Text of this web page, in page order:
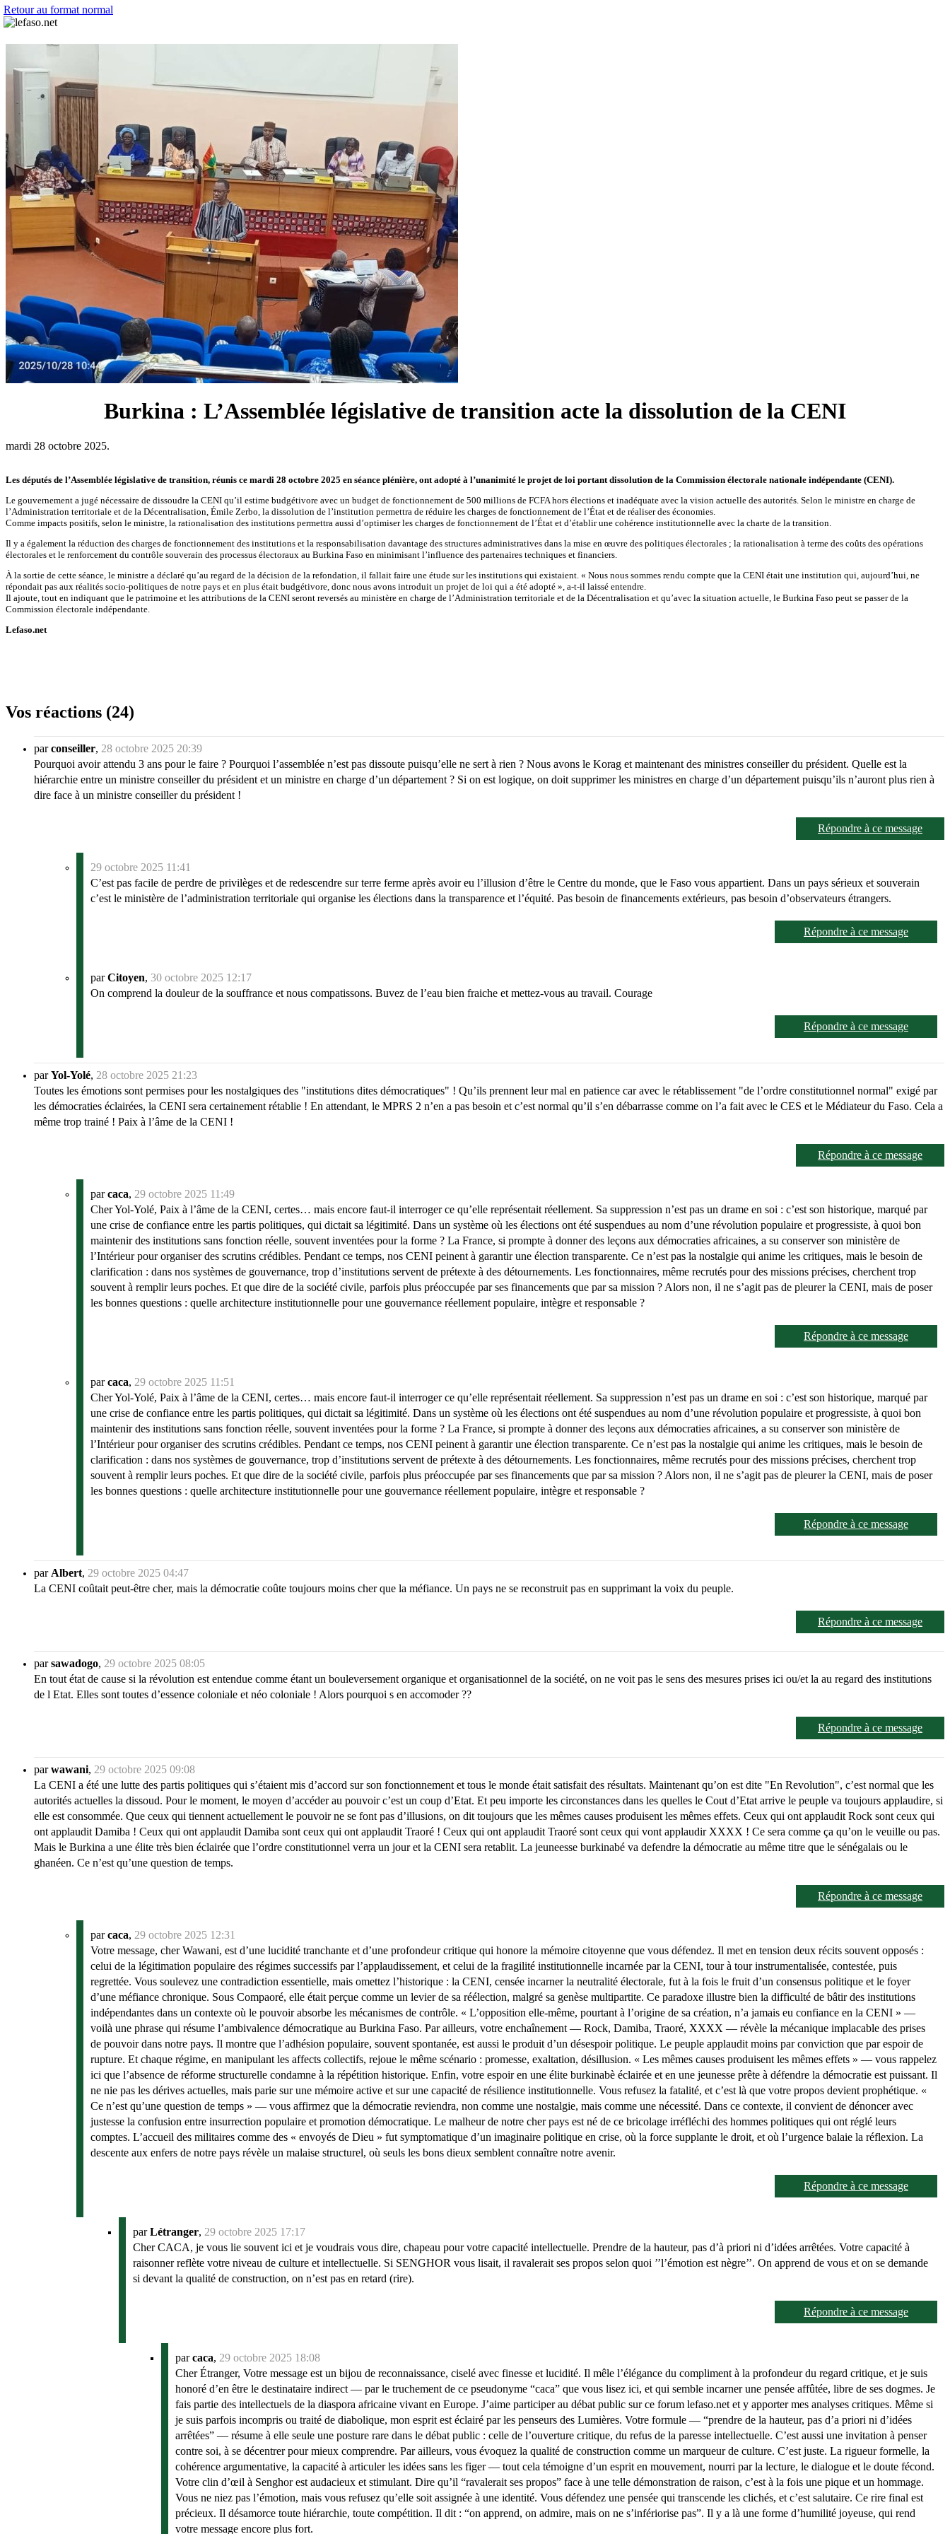
Retour au format normal
Burkina : L’Assemblée législative de transition acte la dissolution de la CENI
mardi 28 octobre 2025.
Les députés de l’Assemblée législative de transition, réunis ce mardi 28 octobre 2025 en séance plénière, ont adopté à l’unanimité le projet de loi portant dissolution de la Commission électorale nationale indépendante (CENI).
Le gouvernement a jugé nécessaire de dissoudre la CENI qu’il estime budgétivore avec un budget de fonctionnement de 500 millions de FCFA hors élections et inadéquate avec la vision actuelle des autorités. Selon le ministre en charge de
l’Administration territoriale et de la Décentralisation, Émile Zerbo, la dissolution de l’institution permettra de réduire les charges de fonctionnement de l’État et de réaliser des économies.
Comme impacts positifs, selon le ministre, la rationalisation des institutions permettra aussi d’optimiser les charges de fonctionnement de l’État et d’établir une cohérence institutionnelle avec la charte de la transition.
Il y a également la réduction des charges de fonctionnement des institutions et la responsabilisation davantage des structures administratives dans la mise en œuvre des politiques électorales ; la rationalisation à terme des coûts des opérations
électorales et le renforcement du contrôle souverain des processus électoraux au Burkina Faso en minimisant l’influence des partenaires techniques et financiers.
À la sortie de cette séance, le ministre a déclaré qu’au regard de la décision de la refondation, il fallait faire une étude sur les institutions qui existaient. « Nous nous sommes rendu compte que la CENI était une institution qui, aujourd’hui, ne
répondait pas aux réalités socio-politiques de notre pays et en plus était budgétivore, donc nous avons introduit un projet de loi qui a été adopté », a-t-il laissé entendre.
Il ajoute, tout en indiquant que le patrimoine et les attributions de la CENI seront reversés au ministère en charge de l’Administration territoriale et de la Décentralisation et qu’avec la situation actuelle, le Burkina Faso peut se passer de la
Commission électorale indépendante.
Lefaso.net
Vos réactions (24)
parconseiller, 28 octobre 2025 20:39
Pourquoi avoir attendu 3 ans pour le faire ? Pourquoi l’assemblée n’est pas dissoute puisqu’elle ne sert à rien ? Nous avons le Korag et maintenant des ministres conseiller du président. Quelle est la
hiérarchie entre un ministre conseiller du président et un ministre en charge d’un département ? Si on est logique, on doit supprimer les ministres en charge d’un département puisqu’ils n’auront plus rien à
dire face à un ministre conseiller du président !
Répondre à ce message
29 octobre 2025 11:41
C’est pas facile de perdre de privilèges et de redescendre sur terre ferme après avoir eu l’illusion d’être le Centre du monde, que le Faso vous appartient. Dans un pays sérieux et souverain
c’est le ministère de l’administration territoriale qui organise les élections dans la transparence et l’équité. Pas besoin de financements extérieurs, pas besoin d’observateurs étrangers.
Répondre à ce message
parCitoyen, 30 octobre 2025 12:17
On comprend la douleur de la souffrance et nous compatissons. Buvez de l’eau bien fraiche et mettez-vous au travail. Courage
Répondre à ce message
parYol-Yolé, 28 octobre 2025 21:23
Toutes les émotions sont permises pour les nostalgiques des "institutions dites démocratiques" ! Qu’ils prennent leur mal en patience car avec le rétablissement "de l’ordre constitutionnel normal" exigé par
les démocraties éclairées, la CENI sera certainement rétablie ! En attendant, le MPRS 2 n’en a pas besoin et c’est normal qu’il s’en débarrasse comme on l’a fait avec le CES et le Médiateur du Faso. Cela a
même trop trainé ! Paix à l’âme de la CENI !
Répondre à ce message
parcaca, 29 octobre 2025 11:49
Cher Yol-Yolé, Paix à l’âme de la CENI, certes… mais encore faut-il interroger ce qu’elle représentait réellement. Sa suppression n’est pas un drame en soi : c’est son historique, marqué par
une crise de confiance entre les partis politiques, qui dictait sa légitimité. Dans un système où les élections ont été suspendues au nom d’une révolution populaire et progressiste, à quoi bon
maintenir des institutions sans fonction réelle, souvent inventées pour la forme ? La France, si prompte à donner des leçons aux démocraties africaines, a su conserver son ministère de
l’Intérieur pour organiser des scrutins crédibles. Pendant ce temps, nos CENI peinent à garantir une élection transparente. Ce n’est pas la nostalgie qui anime les critiques, mais le besoin de
clarification : dans nos systèmes de gouvernance, trop d’institutions servent de prétexte à des détournements. Les fonctionnaires, même recrutés pour des missions précises, cherchent trop
souvent à remplir leurs poches. Et que dire de la société civile, parfois plus préoccupée par ses financements que par sa mission ? Alors non, il ne s’agit pas de pleurer la CENI, mais de poser
les bonnes questions : quelle architecture institutionnelle pour une gouvernance réellement populaire, intègre et responsable ?
Répondre à ce message
parcaca, 29 octobre 2025 11:51
Cher Yol-Yolé, Paix à l’âme de la CENI, certes… mais encore faut-il interroger ce qu’elle représentait réellement. Sa suppression n’est pas un drame en soi : c’est son historique, marqué par
une crise de confiance entre les partis politiques, qui dictait sa légitimité. Dans un système où les élections ont été suspendues au nom d’une révolution populaire et progressiste, à quoi bon
maintenir des institutions sans fonction réelle, souvent inventées pour la forme ? La France, si prompte à donner des leçons aux démocraties africaines, a su conserver son ministère de
l’Intérieur pour organiser des scrutins crédibles. Pendant ce temps, nos CENI peinent à garantir une élection transparente. Ce n’est pas la nostalgie qui anime les critiques, mais le besoin de
clarification : dans nos systèmes de gouvernance, trop d’institutions servent de prétexte à des détournements. Les fonctionnaires, même recrutés pour des missions précises, cherchent trop
souvent à remplir leurs poches. Et que dire de la société civile, parfois plus préoccupée par ses financements que par sa mission ? Alors non, il ne s’agit pas de pleurer la CENI, mais de poser
les bonnes questions : quelle architecture institutionnelle pour une gouvernance réellement populaire, intègre et responsable ?
Répondre à ce message
par Albert, 29 octobre 2025 04:47
La CENI coûtait peut-être cher, mais la démocratie coûte toujours moins cher que la méfiance. Un pays ne se reconstruit pas en supprimant la voix du peuple.
Répondre à ce message
parsawadogo, 29 octobre 2025 08:05
En tout état de cause si la révolution est entendue comme étant un bouleversement organique et organisationnel de la société, on ne voit pas le sens des mesures prises ici ou/et la au regard des institutions
de l Etat. Elles sont toutes d’essence coloniale et néo coloniale ! Alors pourquoi s en accomoder ??
Répondre à ce message
parwawani, 29 octobre 2025 09:08
La CENI a été une lutte des partis politiques qui s’étaient mis d’accord sur son fonctionnement et tous le monde était satisfait des résultats. Maintenant qu’on est dite "En Revolution", c’est normal que les
autorités actuelles la dissoud. Pour le moment, le moyen d’accéder au pouvoir c’est un coup d’Etat. Et peu importe les circonstances dans les quelles le Cout d’Etat arrive le peuple va toujours applaudire, si
elle est consommée. Que ceux qui tiennent actuellement le pouvoir ne se font pas d’illusions, on dit toujours que les mêmes causes produisent les mêmes effets. Ceux qui ont applaudit Rock sont ceux qui
ont applaudit Damiba ! Ceux qui ont applaudit Damiba sont ceux qui ont applaudit Traoré ! Ceux qui ont applaudit Traoré sont ceux qui vont applaudir XXXX ! Ce sera comme ça qu’on le veuille ou pas.
Mais le Burkina a une élite très bien éclairée que l’ordre constitutionnel verra un jour et la CENI sera retablit. La jeuneesse burkinabé va defendre la démocratie au même titre que le sénégalais ou le
ghanéen. Ce n’est qu’une question de temps.
Répondre à ce message
parcaca, 29 octobre 2025 12:31
Votre message, cher Wawani, est d’une lucidité tranchante et d’une profondeur critique qui honore la mémoire citoyenne que vous défendez. Il met en tension deux récits souvent opposés :
celui de la légitimation populaire des régimes successifs par l’applaudissement, et celui de la fragilité institutionnelle incarnée par la CENI, tour à tour instrumentalisée, contestée, puis
regrettée. Vous soulevez une contradiction essentielle, mais omettez l’historique : la CENI, censée incarner la neutralité électorale, fut à la fois le fruit d’un consensus politique et le foyer
d’une méfiance chronique. Sous Compaoré, elle était perçue comme un levier de sa réélection, malgré sa genèse multipartite. Ce paradoxe illustre bien la difficulté de bâtir des institutions
indépendantes dans un contexte où le pouvoir absorbe les mécanismes de contrôle. « L’opposition elle-même, pourtant à l’origine de sa création, n’a jamais eu confiance en la CENI » —
voilà une phrase qui résume l’ambivalence démocratique au Burkina Faso. Par ailleurs, votre enchaînement — Rock, Damiba, Traoré, XXXX — révèle la mécanique implacable des prises
de pouvoir dans notre pays. Il montre que l’adhésion populaire, souvent spontanée, est aussi le produit d’un désespoir politique. Le peuple applaudit moins par conviction que par espoir de
rupture. Et chaque régime, en manipulant les affects collectifs, rejoue le même scénario : promesse, exaltation, désillusion. « Les mêmes causes produisent les mêmes effets » — vous rappelez
ici que l’absence de réforme structurelle condamne à la répétition historique. Enfin, votre espoir en une élite burkinabè éclairée et en une jeunesse prête à défendre la démocratie est puissant. Il
ne nie pas les dérives actuelles, mais parie sur une mémoire active et sur une capacité de résilience institutionnelle. Vous refusez la fatalité, et c’est là que votre propos devient prophétique. «
Ce n’est qu’une question de temps » — vous affirmez que la démocratie reviendra, non comme une nostalgie, mais comme une nécessité. Dans ce contexte, il convient de dénoncer avec
justesse la confusion entre insurrection populaire et promotion démocratique. Le malheur de notre cher pays est né de ce bricolage irréfléchi des hommes politiques qui ont réglé leurs
comptes. L’accueil des militaires comme des « envoyés de Dieu » fut symptomatique d’un imaginaire politique en crise, où la force supplante le droit, et où l’urgence balaie la réflexion. La
descente aux enfers de notre pays révèle un malaise structurel, où seuls les bons dieux semblent connaître notre avenir.
Répondre à ce message
parLétranger, 29 octobre 2025 17:17
Cher CACA, je vous lie souvent ici et je voudrais vous dire, chapeau pour votre capacité intellectuelle. Prendre de la hauteur, pas d’à priori ni d’idées arrêtées. Votre capacité à
raisonner reflète votre niveau de culture et intellectuelle. Si SENGHOR vous lisait, il ravalerait ses propos selon quoi ’’l’émotion est nègre’’. On apprend de vous et on se demande
si devant la qualité de construction, on n’est pas en retard (rire).
Répondre à ce message
parcaca, 29 octobre 2025 18:08
Cher Étranger, Votre message est un bijou de reconnaissance, ciselé avec finesse et lucidité. Il mêle l’élégance du compliment à la profondeur du regard critique, et je suis
honoré d’en être le destinataire indirect — par le truchement de ce pseudonyme “caca” que vous lisez ici, et qui semble incarner une pensée affûtée, libre de ses dogmes. Je
fais partie des intellectuels de la diaspora africaine vivant en Europe. J’aime participer au débat public sur ce forum lefaso.net et y apporter mes analyses critiques. Même si
je suis parfois incompris ou traité de diabolique, mon esprit est éclairé par les penseurs des Lumières. Votre formule — “prendre de la hauteur, pas d’a priori ni d’idées
arrêtées” — résume à elle seule une posture rare dans le débat public : celle de l’ouverture critique, du refus de la paresse intellectuelle. C’est aussi une invitation à penser
contre soi, à se décentrer pour mieux comprendre. Par ailleurs, vous évoquez la qualité de construction comme un marqueur de culture. C’est juste. La rigueur formelle, la
cohérence argumentative, la capacité à articuler les idées sans les figer — tout cela témoigne d’un esprit en mouvement, nourri par la lecture, le dialogue et le doute fécond.
Votre clin d’œil à Senghor est audacieux et stimulant. Dire qu’il “ravalerait ses propos” face à une telle démonstration de raison, c’est à la fois une pique et un hommage.
Vous ne niez pas l’émotion, mais vous refusez qu’elle soit assignée à une identité. Vous défendez une pensée qui transcende les clichés, et c’est salutaire. Ce rire final est
précieux. Il désamorce toute hiérarchie, toute compétition. Il dit : “on apprend, on admire, mais on ne s’infériorise pas”. Il y a là une forme d’humilité joyeuse, qui rend
votre message encore plus fort.